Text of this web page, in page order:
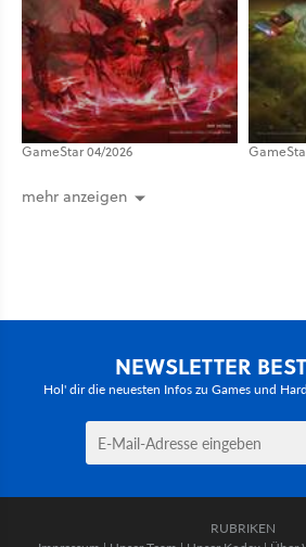
GameStar 04/2026
mehr anzeigen
NEWSLETTER
Hol' dir die neuesten Infos zu Games und
RUBRIKEN